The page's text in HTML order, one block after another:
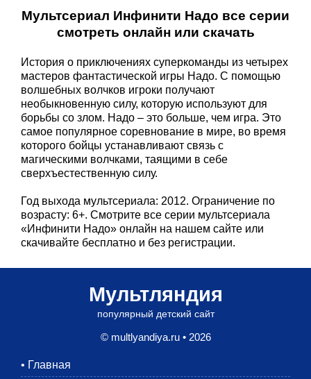
Мультсериал Инфинити Надо все серии
смотреть онлайн или скачать
История о приключениях суперкоманды из четырех
мастеров фантастической игры Надо. С помощью
волшебных волчков игроки получают
необыкновенную силу, которую используют для
борьбы со злом. Надо – это больше, чем игра. Это
самое популярное соревнование в мире, во время
которого бойцы устанавливают связь с
магическими волчками, таящими в себе
сверхъестественную силу.
Год выхода мультсериала: 2012. Ограничение по
возрасту: 6+. Смотрите все серии мультсериала
«Инфинити Надо» онлайн на нашем сайте или
скачивайте бесплатно и без регистрации.
Мультляндия
популярный детский сайт
© multlyandiya.ru • 2026
• Главная